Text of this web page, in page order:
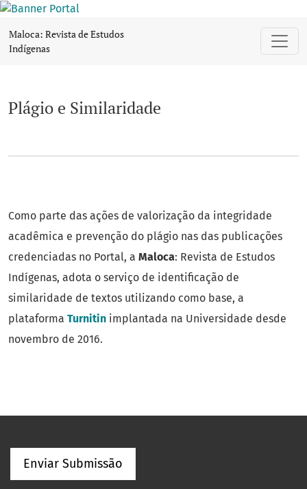
Plágio e Similaridade
Maloca: Revista de Estudos
Indígenas
Plágio e Similaridade
Como parte das ações de valorização da integridade
acadêmica e prevenção do plágio nas das publicações
credenciadas no Portal, a Maloca: Revista de Estudos
Indígenas, adota o serviço de identificação de
similaridade de textos utilizando como base, a
plataforma Turnitin implantada na Universidade desde
novembro de 2016.
Enviar Submissão